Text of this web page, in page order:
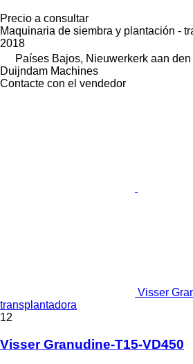
Precio a consultar
Maquinaria de siembra y plantación -
2018
Países Bajos, Nieuwerkerk aan den
Duijndam Machines
Contacte con el vendedor
Visser
transplantadora
12
Visser Granudine-T15-VD450